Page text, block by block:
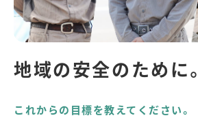
地域の安全のために。
これからの目標を教えてください。